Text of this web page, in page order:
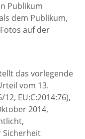
Publikum
dem Publikum,
auf der
das vorlegende
vom 13.
EU:C:2014:76),
2014,
Sicherheit